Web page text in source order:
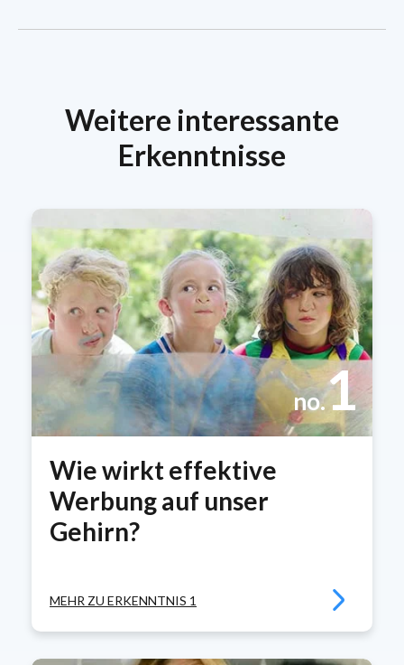
Weitere interessante
Erkenntnisse
no.1
Wie wirkt effektive
Werbung auf unser
Gehirn?
MEHR ZU ERKENNTNIS 1